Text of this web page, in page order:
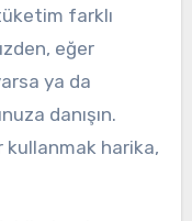
farklı
eğer
ya da
danışın.
kullanmak harika,